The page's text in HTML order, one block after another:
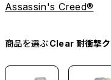
Assassin's Creed®
商品を選ぶClear 耐衝撃